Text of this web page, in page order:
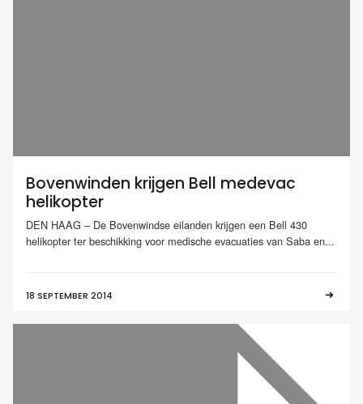
Bovenwinden krijgen Bell medevac
helikopter
DEN HAAG – De Bovenwindse eilanden krijgen een Bell 430
helikopter ter beschikking voor medische evacuaties van Saba en...
18 SEPTEMBER 2014